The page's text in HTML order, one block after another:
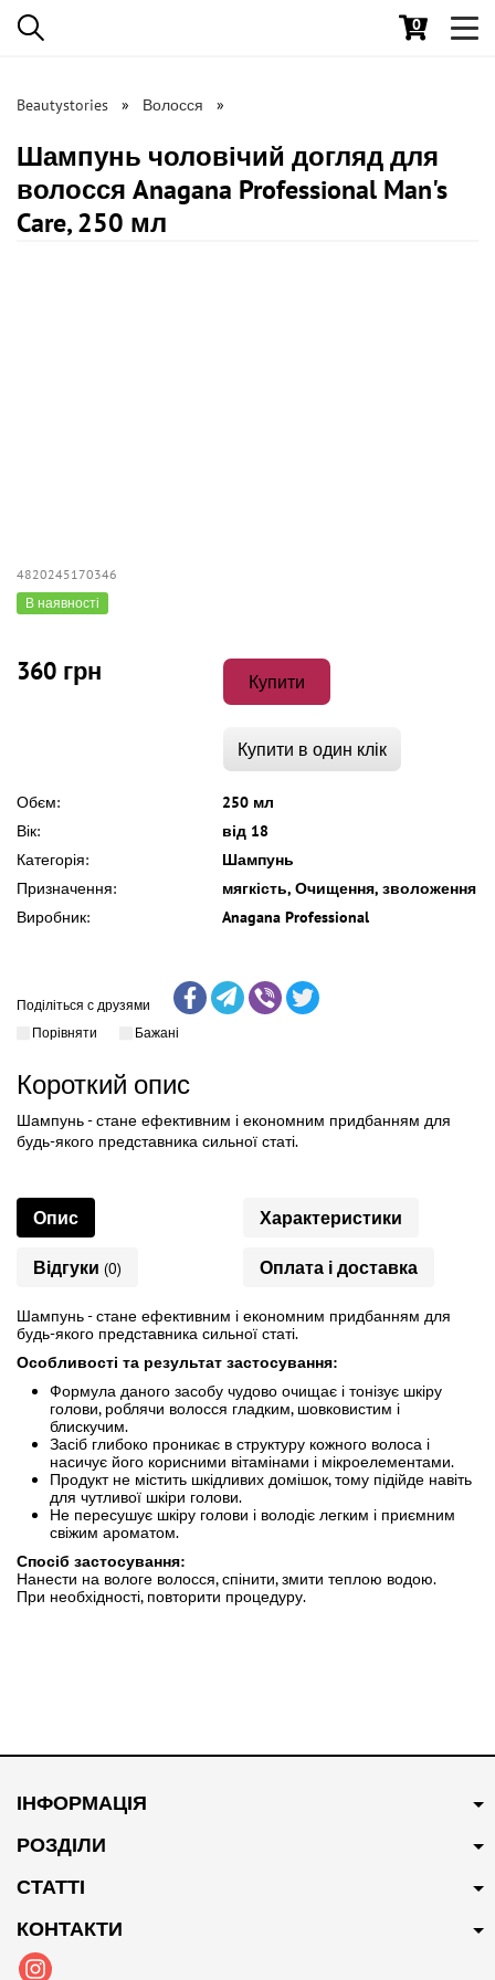
0
Beautystories Волосся
Шампунь чоловічий догляд для
волосся Anagana Professional Man's
Care, 250 мл
4820245170346
В наявності
360 грн Купити
Купити в один клік
Обєм:
250 мл
Вік:
від 18
Категорія:
Шампунь
Призначення:
мягкість, Очищення, зволоження
Виробник:
Anagana Professional
Поділіться с друзями
Порівняти
Бажані
Короткий опис
Шампунь - стане ефективним і економним придбанням для
будь-якого представника сильної статі.
Опис Характеристики
Відгуки (0) Оплата і доставка
Шампунь - стане ефективним і економним придбанням для
будь-якого представника сильної статі.
Особливості та результат застосування:
Формула даного засобу чудово очищає і тонізує шкіру
голови, роблячи волосся гладким, шовковистим і
блискучим.
Засіб глибоко проникає в структуру кожного волоса і
насичує його корисними вітамінами і мікроелементами.
Продукт не містить шкідливих домішок, тому підійде навіть
для чутливої шкіри голови.
Не пересушує шкіру голови і володіє легким і приємним
свіжим ароматом.
Спосіб застосування:
Нанести на вологе волосся, спінити, змити теплою водою.
При необхідності, повторити процедуру.
ІНФОРМАЦІЯ
РОЗДІЛИ
СТАТТІ
КОНТАКТИ